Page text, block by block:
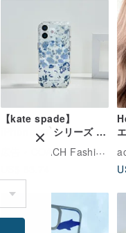
【kate spade】
iPhone 17 シリーズ マ
グネット式耐衝撃スマ
ホケース ロイヤルブル
COACH Fashion Tech